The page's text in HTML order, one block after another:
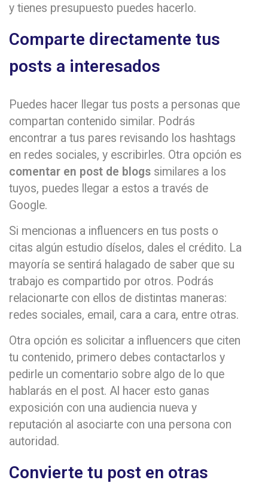
y tienes presupuesto puedes hacerlo.
Comparte directamente tus
posts a interesados
Puedes hacer llegar tus posts a personas que
compartan contenido similar. Podrás
encontrar a tus pares revisando los hashtags
en redes sociales, y escribirles. Otra opción es
comentar en post de blogs similares a los
tuyos, puedes llegar a estos a través de
Google.
Si mencionas a influencers en tus posts o
citas algún estudio díselos, dales el crédito. La
mayoría se sentirá halagado de saber que su
trabajo es compartido por otros. Podrás
relacionarte con ellos de distintas maneras:
redes sociales, email, cara a cara, entre otras.
Otra opción es solicitar a influencers que citen
tu contenido, primero debes contactarlos y
pedirle un comentario sobre algo de lo que
hablarás en el post. Al hacer esto ganas
exposición con una audiencia nueva y
reputación al asociarte con una persona con
autoridad.
Convierte tu post en otras